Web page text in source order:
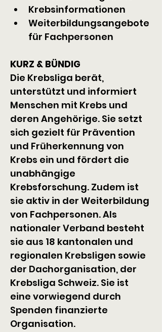
Krebsinformationen
Weiterbildungsangebote
für Fachpersonen
KURZ & BÜNDIG
Die Krebsliga berät,
unterstützt und informiert
Menschen mit Krebs und
deren Angehörige. Sie setzt
sich gezielt für Prävention
und Früherkennung von
Krebs ein und fördert die
unabhängige
Krebsforschung. Zudem ist
sie aktiv in der Weiterbildung
von Fachpersonen. Als
nationaler Verband besteht
sie aus 18 kantonalen und
regionalen Krebsligen sowie
der Dachorganisation, der
Krebsliga Schweiz. Sie ist
eine vorwiegend durch
Spenden finanzierte
Organisation.